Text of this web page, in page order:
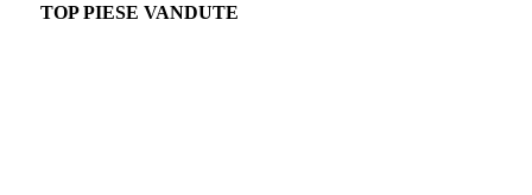
TOP PIESE VANDUTE